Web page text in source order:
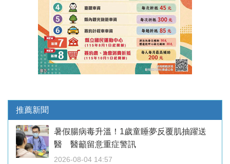
推薦新聞
暑假腸病毒升溫！1歲童睡夢反覆肌抽躍送
醫 醫籲留意重症警訊
2026-08-04 14:57